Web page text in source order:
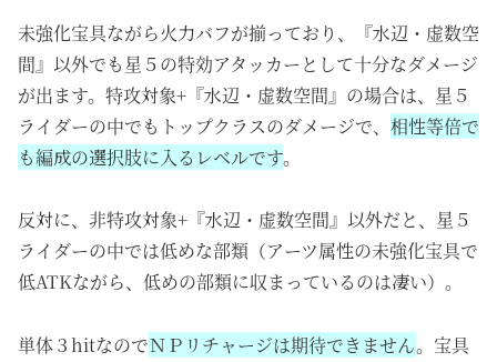
未強化宝具ながら火力バフが揃っており、『水辺・虚数空
間』以外でも星５の特効アタッカーとして十分なダメージ
が出ます。特攻対象+『水辺・虚数空間』の場合は、星５
ライダーの中でもトップクラスのダメージで、 相性等倍で
も編成の選択肢に入るレベルです。
反対に、非特攻対象+『水辺・虚数空間』以外だと、星５
ライダーの中では低めな部類（アーツ属性の未強化宝具で
低ATKながら、低めの部類に収まっているのは凄い）。
単体３hitなのでＮＰリチャージは期待できません。宝具